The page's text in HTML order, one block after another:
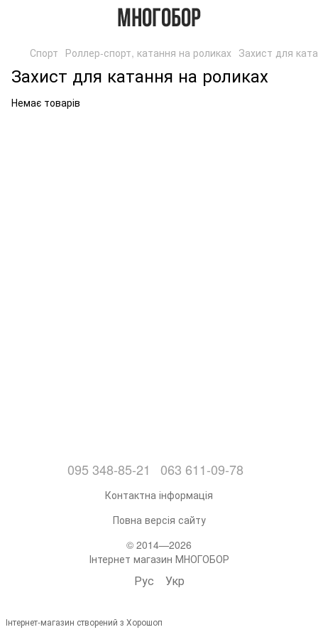
Спорт Роллер-спорт, катання на роликах Захист для
Захист для катання на роликах
Немає товарів
095 348-85-21 063 611-09-78
Контактна інформація
Повна версія сайту
© 2014—2026
Інтернет магазин МНОГОБОР
Рус Укр
Інтернет-магазин створений з Хорошоп